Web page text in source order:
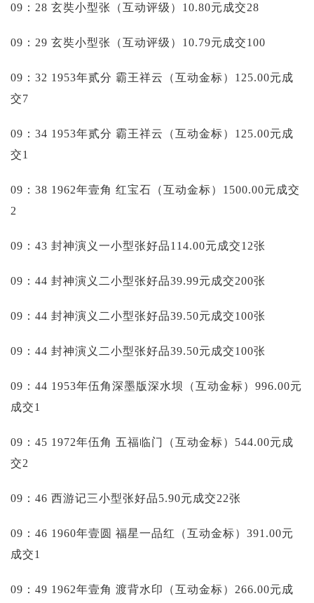
09：28 玄奘小型张（互动评级）10.80元成交28
09：29 玄奘小型张（互动评级）10.79元成交100
09：32 1953年贰分 霸王祥云（互动金标）125.00元成
交7
09：34 1953年贰分 霸王祥云（互动金标）125.00元成
交1
09：38 1962年壹角 红宝石（互动金标）1500.00元成交
2
09：43 封神演义一小型张好品114.00元成交12张
09：44 封神演义二小型张好品39.99元成交200张
09：44 封神演义二小型张好品39.50元成交100张
09：44 封神演义二小型张好品39.50元成交100张
09：44 1953年伍角深墨版深水坝（互动金标）996.00元
成交1
09：45 1972年伍角 五福临门（互动金标）544.00元成
交2
09：46 西游记三小型张好品5.90元成交22张
09：46 1960年壹圆 福星一品红（互动金标）391.00元
成交1
09：49 1962年壹角 渡背水印（互动金标）266.00元成